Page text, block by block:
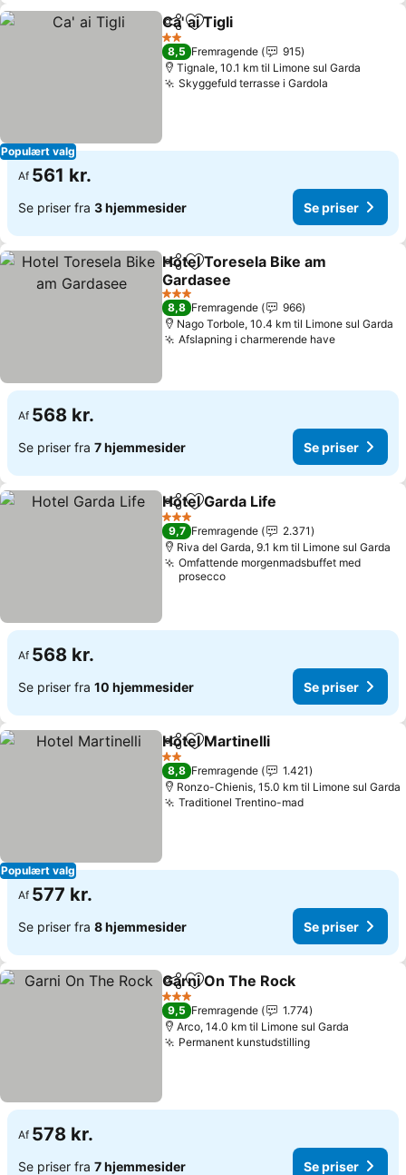
Populært valg
Del Føj til favoritter
Ca' ai Tigli
2 Stjerner
8,5 Fremragende
915
Tignale, 10.1 km til Limone sul Garda
Skyggefuld terrasse i Gardola
Af 561 kr.
Se priser fra 3 hjemmesider Se priser
Del Føj til favoritter
Hotel Toresela Bike am
Gardasee
3 Stjerner
8,8 Fremragende
966
Nago Torbole, 10.4 km til Limone sul Garda
Afslapning i charmerende have
Af 568 kr.
Se priser fra 7 hjemmesider Se priser
Del Føj til favoritter
Hotel Garda Life
3 Stjerner
9,7 Fremragende
2.371
Riva del Garda, 9.1 km til Limone sul Garda
Omfattende morgenmadsbuffet med
prosecco
Af 568 kr.
Se priser fra 10 hjemmesider Se priser
Populært valg
Del Føj til favoritter
Hotel Martinelli
2 Stjerner
8,8 Fremragende
1.421
Ronzo-Chienis, 15.0 km til Limone sul Garda
Traditionel Trentino-mad
Af 577 kr.
Se priser fra 8 hjemmesider Se priser
Del Føj til favoritter
Garni On The Rock
3 Stjerner
9,5 Fremragende
1.774
Arco, 14.0 km til Limone sul Garda
Permanent kunstudstilling
Af 578 kr.
Se priser fra 7 hjemmesider Se priser